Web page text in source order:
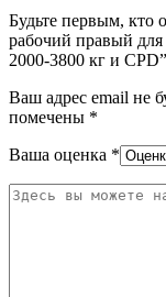
Будьте первым, кто
рабочий правый
2000-3800 кг и CPD”
Ваш адрес email не
помечены *
Ваша оценка *